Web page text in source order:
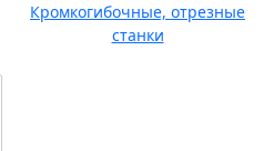
Кромкогибочные, отрезные
станки